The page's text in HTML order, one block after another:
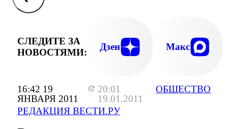
16:42 19
ЯНВАРЯ 2011
20:01
19.01.2011
РЕДАКЦИЯ ВЕСТИ.РУ
ОБЩЕСТВО
СЛЕДИТЕ ЗА
НОВОСТЯМИ:
Дзен Макс